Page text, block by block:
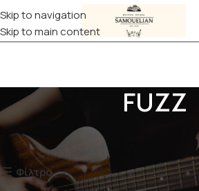
Skip to navigation
Skip to main content
FUZZ
Αρχική σελίδα
Προϊόντα με ετικέτα “FUZZ”
Εμφάνιση του μοναδικού αποτελέσματος
Φίλτρα